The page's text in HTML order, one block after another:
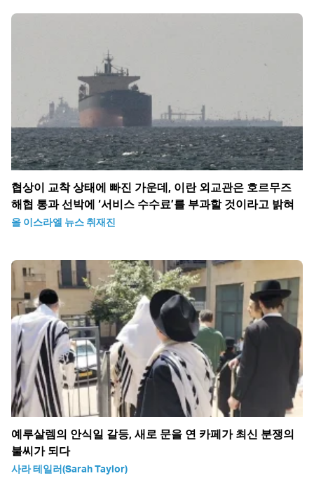
협상이 교착 상태에 빠진 가운데, 이란 외교관은 호르무즈
해협 통과 선박에 ‘서비스 수수료’를 부과할 것이라고 밝혀
올 이스라엘 뉴스 취재진
예루살렘의 안식일 갈등, 새로 문을 연 카페가 최신 분쟁의
불씨가 되다
사라 테일러(Sarah Taylor)